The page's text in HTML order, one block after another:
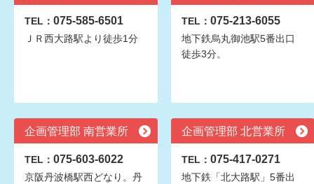
TEL： 075-585-6501
ＪＲ西大路駅より徒歩1分
TEL： 075-213-6055
地下鉄烏丸御池駅5番出口
徒歩3分。
企画管理部 南営業所
TEL： 075-603-6022
京阪丹波橋駅西どなり。丹
企画管理部 北営業所
TEL： 075-417-0271
地下鉄「北大路駅」5番出